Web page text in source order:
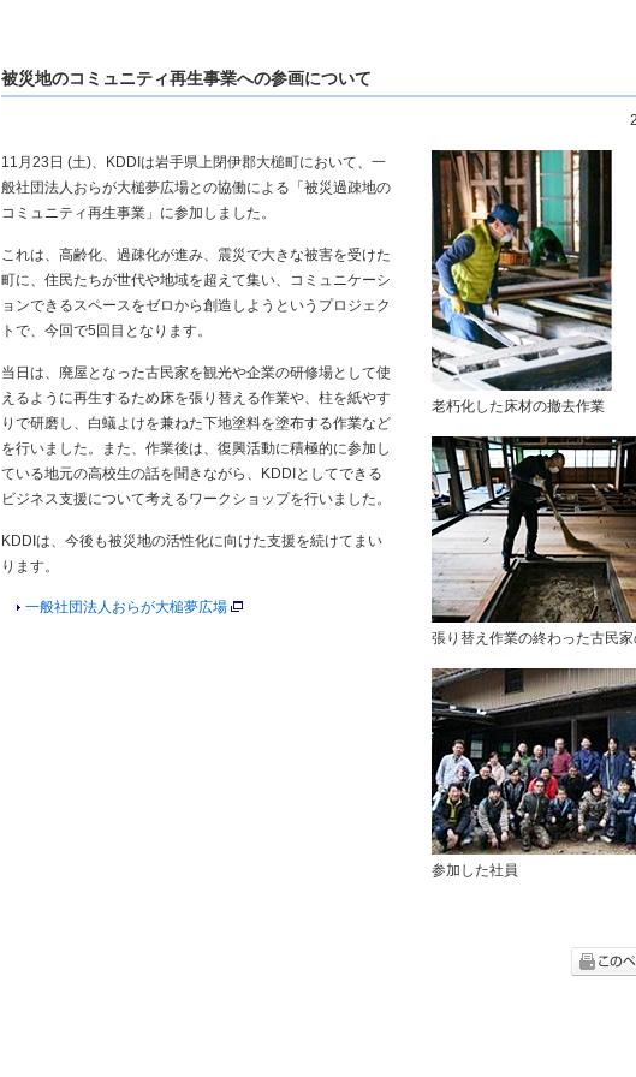
被災地のコミュニティ再生事業への参画について
11月23日 (土)、KDDIは岩手県上閉伊郡大槌町において、一
般社団法人おらが大槌夢広場との協働による「被災過疎地の
コミュニティ再生事業」に参加しました。
これは、高齢化、過疎化が進み、震災で大きな被害を受けた
町に、住民たちが世代や地域を超えて集い、コミュニケーシ
ョンできるスペースをゼロから創造しようというプロジェク
トで、今回で5回目となります。
当日は、廃屋となった古民家を観光や企業の研修場として使
えるように再生するため床を張り替える作業や、柱を紙やす
りで研磨し、白蟻よけを兼ねた下地塗料を塗布する作業など
を行いました。また、作業後は、復興活動に積極的に参加し
ている地元の高校生の話を聞きながら、KDDIとしてできる
ビジネス支援について考えるワークショップを行いました。
KDDIは、今後も被災地の活性化に向けた支援を続けてまい
ります。
一般社団法人おらが大槌夢広場
老朽化した床材の撤去作業
張り替え作業の終わった古民
参加した社員